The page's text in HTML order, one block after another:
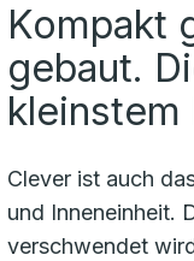
Kompakt
gebaut.
kleinstem
Clever ist auch
und Inneneinheit.
verschwendet